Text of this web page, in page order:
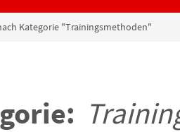
Kategorie "Trainingsmethoden"